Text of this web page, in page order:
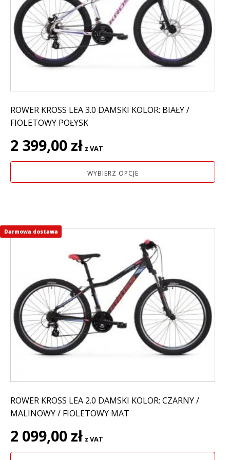
ROWER KROSS LEA 3.0 DAMSKI KOLOR: BIAŁY /
FIOLETOWY POŁYSK
2 399,00 zł z VAT
WYBIERZ OPCJE
Opcje
można
wybrać
na
stronie
produktu
ROWER KROSS LEA 2.0 DAMSKI KOLOR: CZARNY /
MALINOWY / FIOLETOWY MAT
2 099,00 zł z VAT
Ten
wariantów.
Opcje
można
wybrać
na
stronie
Darmowa dostawa